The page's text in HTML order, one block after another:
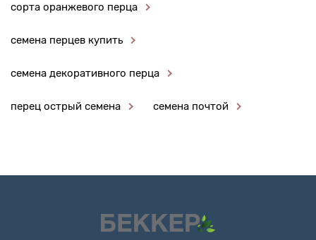
сорта оранжевого перца
семена перцев купить
семена декоративного перца
перец острый семена семена почтой